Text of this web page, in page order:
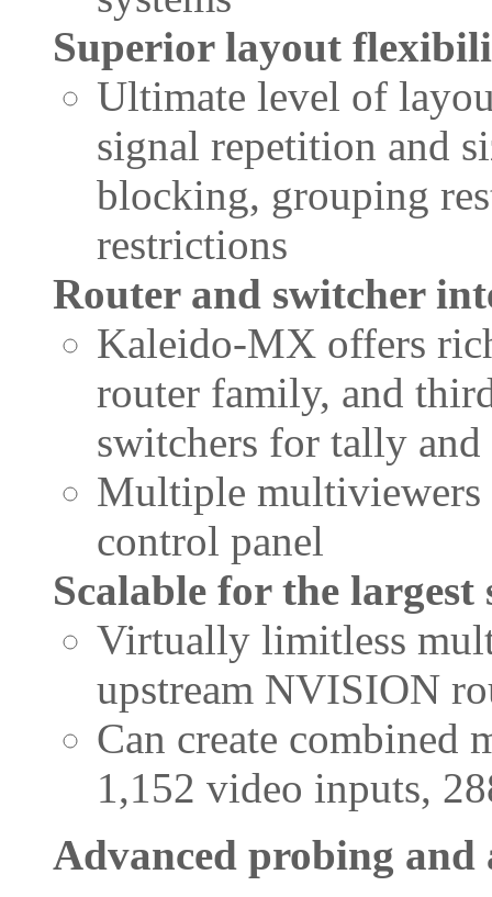
Superior layout
Ultimate level of
signal repetition and
blocking, grouping
restrictions
Router and switcher
Kaleido-MX offers
router family, and
switchers for tally and
Multiple multiviewers
control panel
Scalable for the largest
Virtually limitless
upstream NVISION
Can create combined
1,152 video inputs,
Advanced probing and